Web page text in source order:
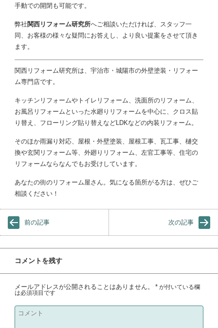
手動での開閉も可能です。
弊社 関西リフォーム研究所へご相談いただければ、スタッフ一
同、お客様の様々な疑問にお答えし、より良い提案をさせて頂き
ます。
関西リフォーム研究所は、宇治市・城陽市の外壁塗装・リフォー
ム専門店です。
キッチンリフォームやトイレリフォーム、洗面所のリフォーム、
お風呂リフォームといった水廻りリフォームを中心に、クロス貼
り替え、フローリング貼り替えなどLDKなどの内装リフォーム。
そのほか雨漏り対応、屋根・外壁塗装、屋根工事、瓦工事、樋交
換や玄関リフォーム等、外廻りリフォーム、左官工事等、住宅の
リフォームならなんでもお受けしています。
あなたの街のリフォーム屋さん。気になる箇所がる方は、ぜひご
相談ください！
前の記事 次の記事
コメントを残す
メールアドレスが公開されることはありません。 * が付いている欄
は必須項目です